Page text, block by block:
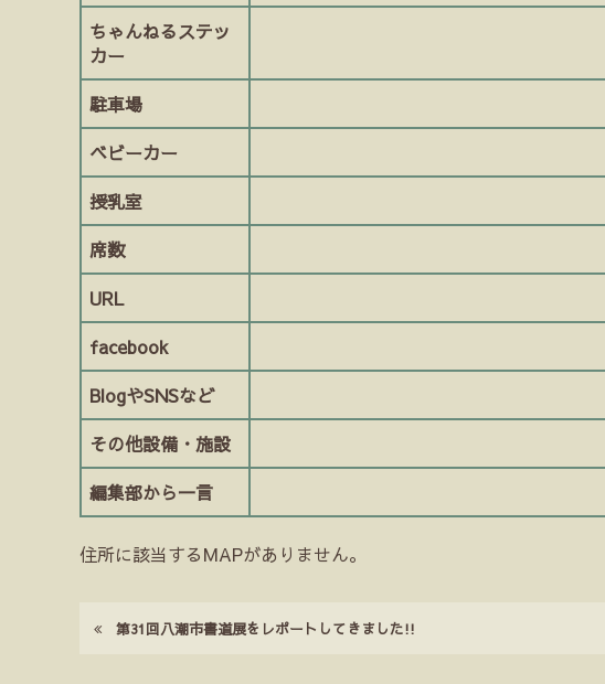
ちゃんねるステッ
カー
駐車場
ベビーカー
授乳室
席数
URL
facebook
BlogやSNSなど
その他設備・施設
編集部から一言
住所に該当するMAPがありません。
第31回八潮市書道展をレポートしてきました!!